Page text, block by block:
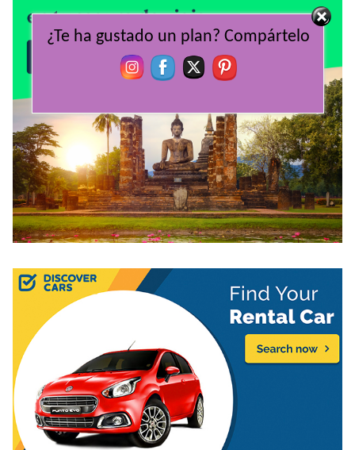
¿Te ha gustado un plan? Compártelo